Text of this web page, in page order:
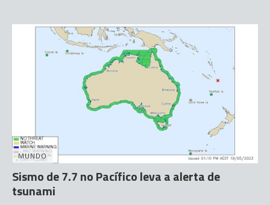
MUNDO
Sismo de 7.7 no Pacífico leva a alerta de
tsunami